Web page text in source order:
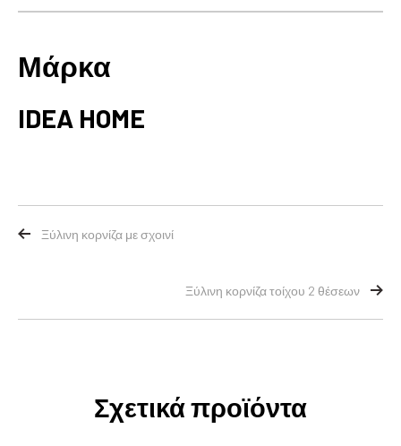
Μάρκα
IDEA HOME
Ξύλινη κορνίζα με σχοινί
Ξύλινη κορνίζα τοίχου 2 θέσεων
Σχετικά προϊόντα